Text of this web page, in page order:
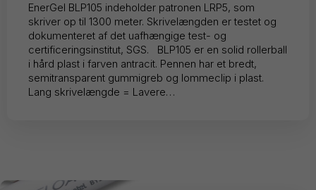
EnerGel BLP105 indeholder patronen LRP5, som
skriver op til 1300 meter. Skrivelængden er testet og
dokumenteret af det uafhængige test- og
certificeringsinstitut, SGS. BLP105 er en solid rollerball
i hård plast i farven antracit. Pennen har et bredt,
semitransparent gummigreb og lommeclip i plast.
Lang skrivelængde = Lavere…